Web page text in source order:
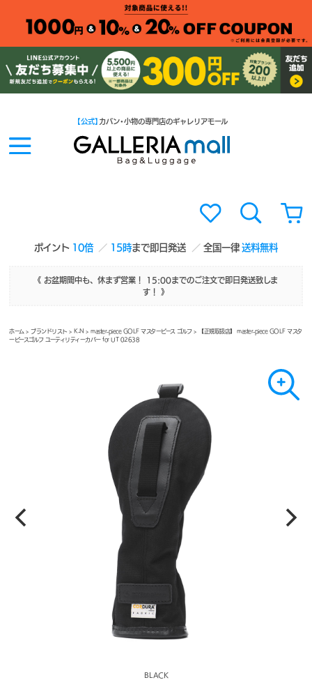
ポイント 10倍 15時まで即日発送 全国一律送料無料
【公式】 カバン・小物の専門店のギャレリアモール
《 お盆期間中も、休まず営業！ 15:00までのご注文で即日発送致しま
す！ 》
ホーム >ブランドリスト > K-N >master-piece GOLF マスターピース ゴルフ> 【正規取扱店】 master-piece GOLF マスタ
ーピースゴルフ ユーティリティーカバー for UT 02638
BLACK